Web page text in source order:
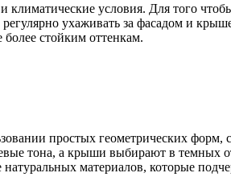
климатические условия. Для того
ухаживать за фасадом и
стойким оттенкам.
простых геометрических форм,
тона, а крыши выбирают в темных
материалов, которые